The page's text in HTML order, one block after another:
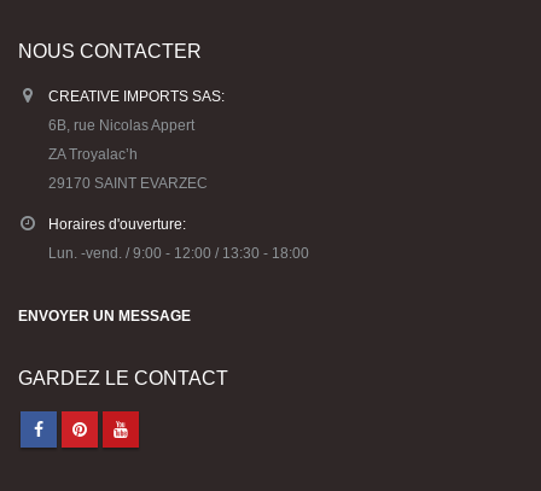
NOUS CONTACTER
CREATIVE IMPORTS SAS:
6B, rue Nicolas Appert
ZA Troyalac’h
29170 SAINT EVARZEC
Horaires d'ouverture:
Lun. -vend. / 9:00 - 12:00 / 13:30 - 18:00
ENVOYER UN MESSAGE
GARDEZ LE CONTACT